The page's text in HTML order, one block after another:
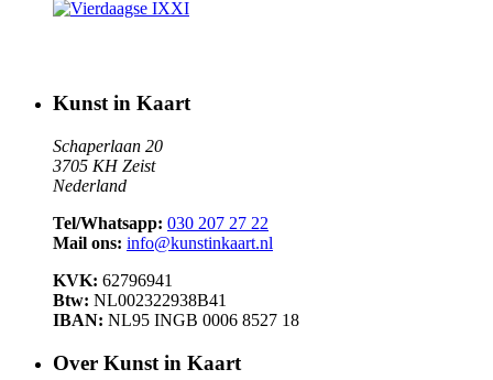
Kunst in Kaart
Schaperlaan 20
3705 KH Zeist
Nederland
Tel/Whatsapp: 030 207 27 22
Mail ons: info@kunstinkaart.nl
KVK: 62796941
Btw: NL002322938B41
IBAN: NL95 INGB 0006 8527 18
Over Kunst in Kaart